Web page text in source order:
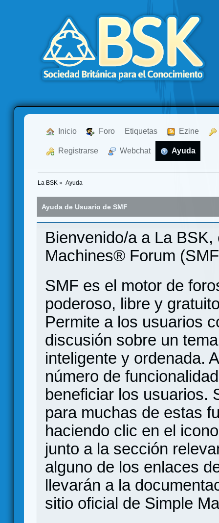
Inicio Foro Etiquetas Ezine
Registrarse Webchat Ayuda
La BSK » Ayuda
Ayuda de Usuario de SMF
Bienvenido/a a La
Machines® Forum
SMF es el motor de
poderoso, libre y
Permite a los usuarios
discusión sobre un
inteligente y ordenada.
número de
beneficiar los usuarios.
para muchas de estas
haciendo clic en el
junto a la sección
alguno de los enlaces
llevarán a la
sitio oficial de Simple